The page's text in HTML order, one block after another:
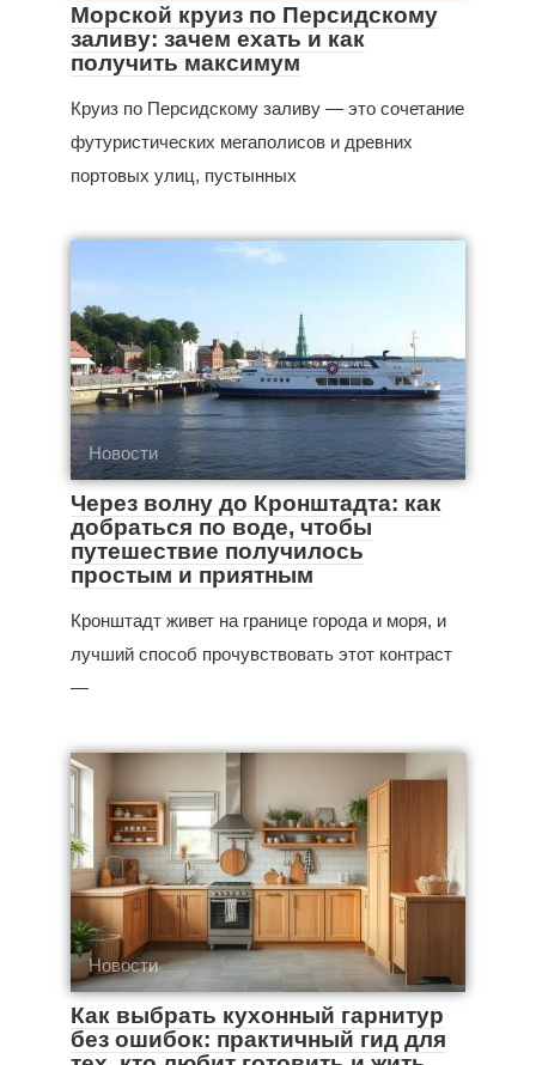
Морской круиз по Персидскому
заливу: зачем ехать и как
получить максимум
Круиз по Персидскому заливу — это сочетание
футуристических мегаполисов и древних
портовых улиц, пустынных
Новости
Через волну до Кронштадта: как
добраться по воде, чтобы
путешествие получилось
простым и приятным
Кронштадт живет на границе города и моря, и
лучший способ прочувствовать этот контраст
—
Новости
Как выбрать кухонный гарнитур
без ошибок: практичный гид для